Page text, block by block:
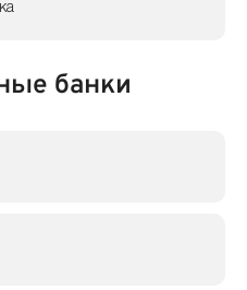
банки